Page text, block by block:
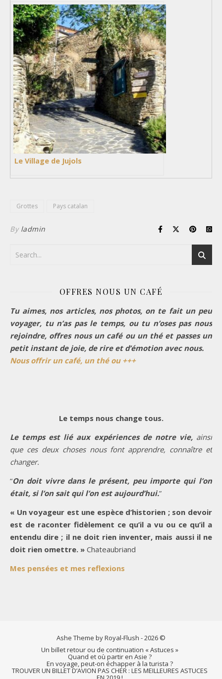
Le Village de Jujols
Grottes Pays catalan
By ladmin
OFFRES NOUS UN CAFÉ
Tu aimes, nos articles, nos photos, on te fait un peu
voyager, tu n’as pas le temps, ou tu n’oses pas nous
rejoindre, offres nous un café ou un thé et passes un
petit instant de joie, de rire et d’émotion avec nous.
Nous offrir un café, un thé ou +++
Le temps nous change tous.
Le temps est lié aux expériences de notre vie, ainsi
que ces deux choses nous font apprendre, connaître et
changer.
“On doit vivre dans le présent, peu importe qui l’on
était, si l’on sait qui l’on est aujourd’hui.”
« Un voyageur est une espèce d’historien ; son devoir
est de raconter fidèlement ce qu’il a vu ou ce qu’il a
entendu dire ; il ne doit rien inventer, mais aussi il ne
doit rien omettre. » Chateaubriand
Mes pensées et mes reflexions
Ashe Theme by Royal-Flush - 2026 ©
Un billet retour ou de continuation « Astuces »
Quand et où partir en Asie ?
En voyage, peut-on échapper à la turista ?
TROUVER UN BILLET D’AVION PAS CHER : LES MEILLEURES ASTUCES